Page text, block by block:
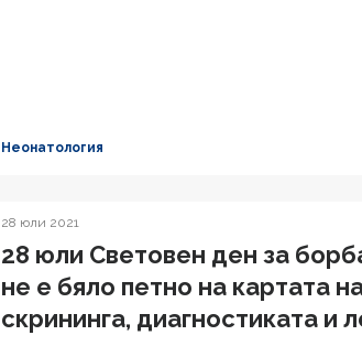
Неонатология
28 юли 2021
28 юли Световен ден за
не е бяло петно на картата
скрининга, диагностиката и